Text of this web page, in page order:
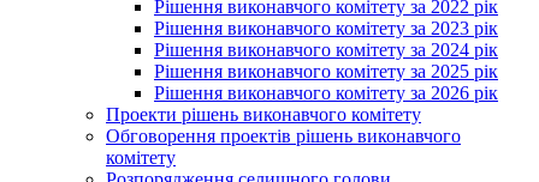
Рішення виконавчого комітету за 2022 рік
Рішення виконавчого комітету за 2023 рік
Рішення виконавчого комітету за 2024 рік
Рішення виконавчого комітету за 2025 рік
Рішення виконавчого комітету за 2026 рік
Проекти рішень виконавчого комітету
Обговорення проектів рішень виконавчого
комітету